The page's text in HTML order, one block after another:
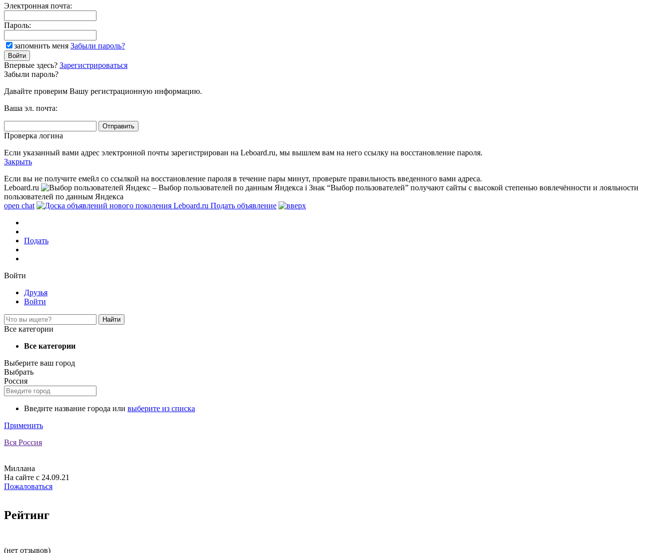
Электронная почта:
Пароль:
запомнить меня Забыли пароль?
Впервые здесь? Зарегистрироваться
Забыли пароль?
Давайте проверим Вашу регистрационную информацию.
Ваша эл. почта:
Проверка логина
Если указанный вами адрес электронной почты зарегистрирован на Leboard.ru, мы вышлем вам на него ссылку на восстановление пароля.
Закрыть
Если вы не получите емейл со ссылкой на восстановление пароля в течение пары минут, проверьте правильность введенного вами адреса.
Leboard.ru
– Выбор пользователей по данным Яндекса i Знак “Выбор пользователей” получают сайты с высокой степенью вовлечённости и лояльности
пользователей по данным Яндекса
open chat
Подать объявление
Подать
Войти
Друзья
Войти
Все категории
Все категории
Выберите ваш город
Выбрать
Россия
Введите название города или выберите из списка
Применить
Вся Россия
Миллана
На сайте с 24.09.21
Пожаловаться
Рейтинг
(нет отзывов)